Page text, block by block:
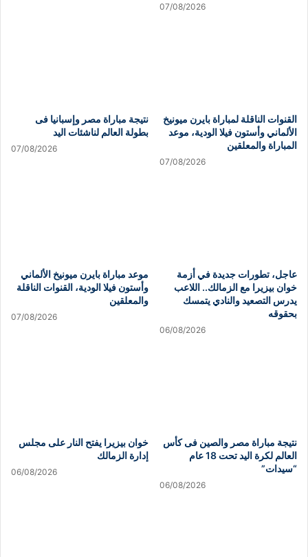
07/08/2026
نتيجة مباراة مصر وإسبانيا فى
بطولة العالم لناشئات اليد
07/08/2026
القنوات الناقلة لمباراة بايرن ميونيخ
الألماني وأستون فيلا الودية، موعد
المباراة والمعلقين
07/08/2026
موعد مباراة بايرن ميونيخ الألماني
وأستون فيلا الودية، القنوات الناقلة
والمعلقين
07/08/2026
عاجل، تطورات جديدة في أزمة
خوان بيزيرا مع الزمالك.. اللاعب
يدرس التصعيد والنادي يتمسك
بحقوقه
06/08/2026
خوان بيزيرا يفتح النار على مجلس
إدارة الزمالك
06/08/2026
نتيجة مباراة مصر والصين فى كأس
العالم لكرة اليد تحت 18 عام
“سيدات”
06/08/2026